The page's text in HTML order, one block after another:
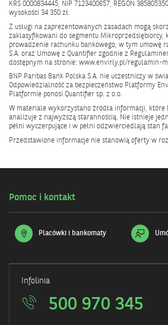
KRS 0000834445, NIP 7123400657, REGON
wysokości 34 350 zł.
Z usługi na zaprezentowanych zasadach mogą
zaklasyfikowani do segmentu Mikroprzedsiębiorcy,
prowadzenie rachunku bankowego, w tym umowę
S.A. oraz Umowę z Quantifier zgodnie z
dostępnym na stronie: www.envirly.pl/regulamin-
BNP Paribas Bank Polska S.A. nie uczestniczy w
Odpowiedzialność za bezpieczeństwo Platformy
Platformie ponosi Quantifier sp. z o.o.
W materiale wykorzystano źródła informacji, które
analizuje z najwyższą starannością. Nie istnieje
pełni wyczerpujące i w pełni odzwierciedlają stan
Przedstawione informacje nie stanowią oferty w
Pomoc i kontakt
Placówki i bankomaty
Infolinia
500 970 345